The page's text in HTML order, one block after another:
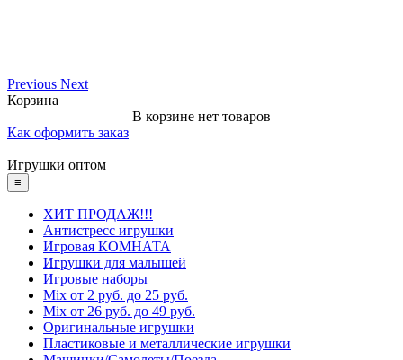
Previous Next
Корзина
В корзине нет товаров
Как оформить заказ
Игрушки оптом
≡
ХИТ ПРОДАЖ!!!
Антистресс игрушки
Игровая КОМНАТА
Игрушки для малышей
Игровые наборы
Mix от 2 руб. до 25 руб.
Mix от 26 руб. до 49 руб.
Оригинальные игрушки
Пластиковые и металлические игрушки